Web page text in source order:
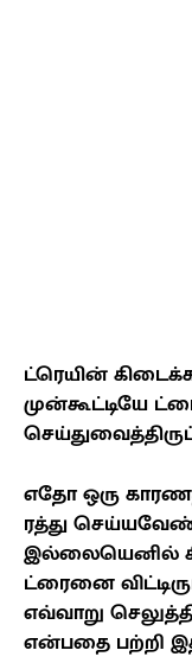
ட்ரெயின்
முன்கூட்டியே
எதோ ஒரு
ரத்து
இல்லையெனில்
ட்ரைனை
எவ்வாறு
என்பதை பற்றி